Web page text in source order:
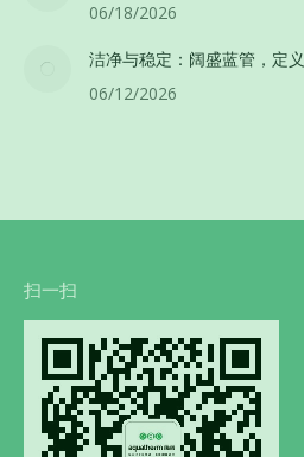
06/18/2026
洁净与稳定：阔盛蓝管，定
06/12/2026
扫一扫